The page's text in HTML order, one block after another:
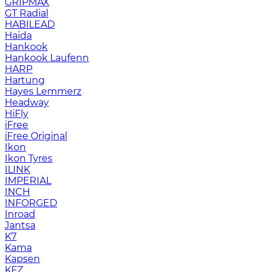
GT Radial
HABILEAD
Haida
Hankook
Hankook Laufenn
HARP
Hartung
Hayes Lemmerz
Headway
HiFly
iFree
iFree Original
Ikon
Ikon Tyres
ILINK
IMPERIAL
INCH
INFORGED
Inroad
Jantsa
K7
Kama
Kapsen